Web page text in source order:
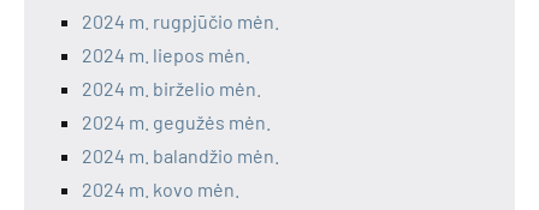
2024 m. rugpjūčio mėn.
2024 m. liepos mėn.
2024 m. birželio mėn.
2024 m. gegužės mėn.
2024 m. balandžio mėn.
2024 m. kovo mėn.